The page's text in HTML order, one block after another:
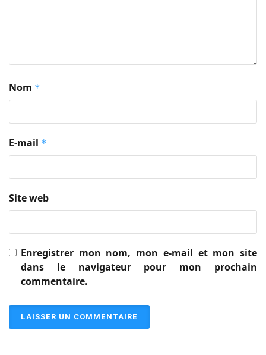
Nom *
E-mail *
Site web
Enregistrer mon nom, mon e-mail et mon site
dans le navigateur pour mon prochain
commentaire.